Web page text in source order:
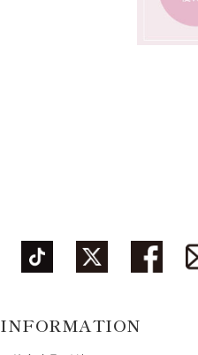
INFORMATION